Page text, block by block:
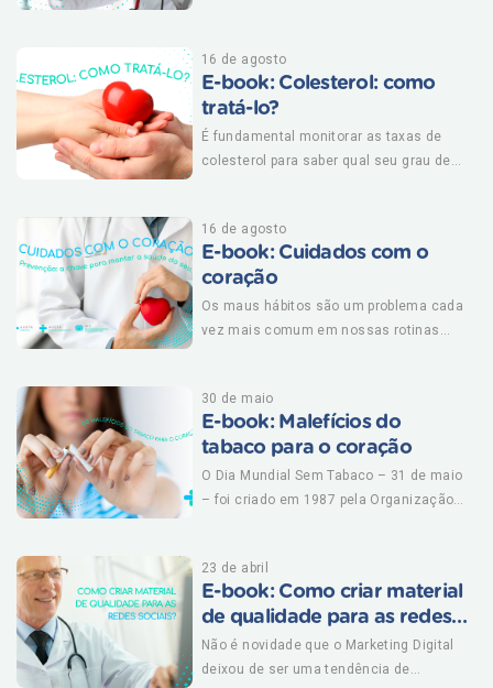
paciente, também pode fazer sua parte
para zelar por sua segurança e por
direitos. Para saber mais sobre o
assunto, baixe nosso material!
de forma clara, responsável e de acordo
com o Código de Ética Médico. Saiba
mais nesse e-book! BAIXE E-BOOK
GRÁTIS
16 de agosto
E-book: Colesterol: como
tratá-lo?
É fundamental monitorar as taxas de
colesterol para saber qual seu grau de
saudável é suficiente para o controle,
mas, em outros, não dá para escapar
dos medicamentos. Saiba mais sobre
como tratar o colesterol baixando nosso
e-book! Baixe grátis!
16 de agosto
E-book: Cuidados com o
coração
Os maus hábitos são um problema cada
vez mais comum em nossas rotinas
e o estresse excessivo - que muitas
vezes provoca insônia, ansiedade e leva
diversas pessoas ao consumo elevado
de bebidas alcoólicas, cigarro e outras
drogas - têm contribuído
lugar no ranking de causas de morte no
mundo. Veja dicas de como cuidar do
seu coração e mais baixando nosso e-
book! CLIQUE AQUI PARA DOWNLOAD
30 de maio
E-book: Malefícios do
tabaco para o coração
O Dia Mundial Sem Tabaco – 31 de maio
– foi criado em 1987 pela Organização
relacionadas ao tabagismo. O tabaco é
uma das maiores ameaças à saúde
pública, matando mais de 8 milhões de
pessoas por ano no mundo, 6 milhões
causadas pelo uso direto do tabaco,
23 de abril
E-book: Como criar material
de qualidade para as redes
sociais?
Não é novidade que o Marketing Digital
deixou de ser uma tendência de